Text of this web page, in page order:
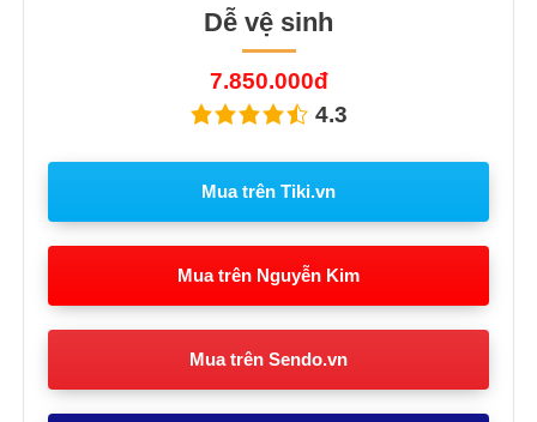
Dễ vệ sinh
7.850.000đ
4.3
Mua trên Tiki.vn
Mua trên Nguyễn Kim
Mua trên Sendo.vn